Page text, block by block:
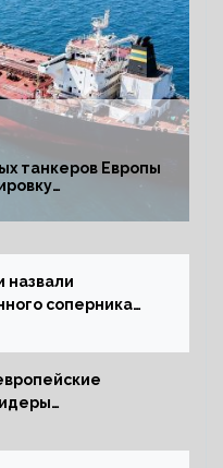
танкеров Европы
назвали
соперника